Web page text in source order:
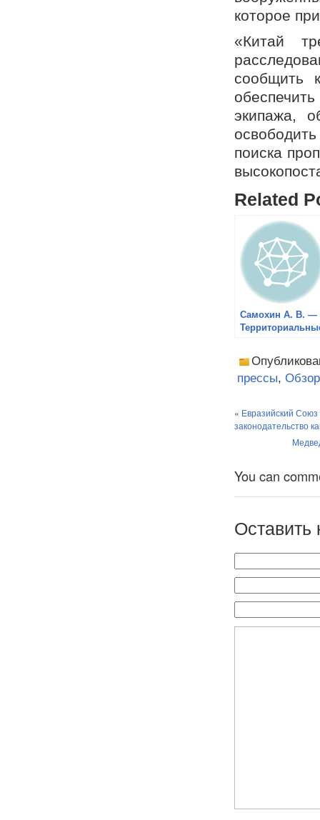
которое
«Китай
сообщить
экипажа,
поиска
Related
Самохин А. В. —
Тихоокеанском
регионе и
прессы,
« Евразийский
законодательство
You can
Оставить